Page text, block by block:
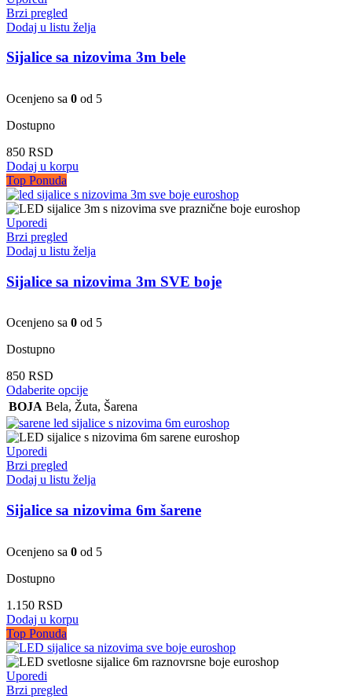
Brzi pregled
Dodaj u listu želja
Sijalice sa nizovima 3m bele
Ocenjeno sa 0 od 5
Dostupno
850 RSD
Dodaj u korpu
Top Ponuda
Uporedi
Brzi pregled
Dodaj u listu želja
Sijalice sa nizovima 3m SVE boje
Ocenjeno sa 0 od 5
Dostupno
850 RSD
Odaberite opcijeOvaj
proizvod
ima
više
mogu
biti
izabrane
na
proizvoda.
BOJA Bela, Žuta, Šarena
Uporedi
Brzi pregled
Dodaj u listu želja
Sijalice sa nizovima 6m šarene
Ocenjeno sa 0 od 5
Dostupno
1.150 RSD
Dodaj u korpu
Top Ponuda
Uporedi
Brzi pregled